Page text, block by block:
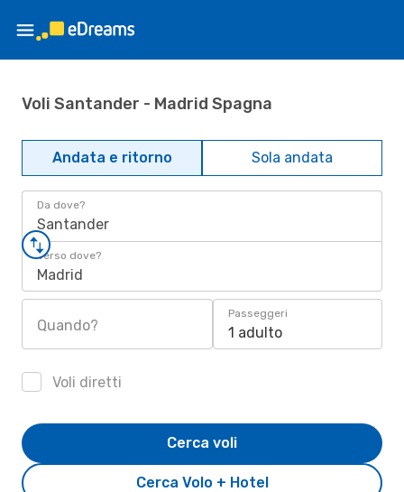
Voli Santander - Madrid Spagna
Andata e ritorno Sola andata
Da dove?
Santander
Verso dove?
Madrid
Quando?
Passeggeri
1 adulto
Voli diretti
Cerca Volo + Hotel
Cerca voli